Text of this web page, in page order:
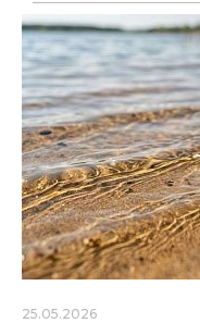
25.05.2026